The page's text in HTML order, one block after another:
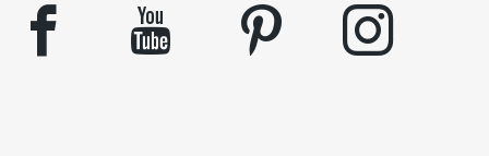
facebook youtube pinterest instagram